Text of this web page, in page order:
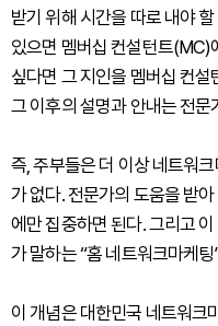
받기 위해 시간을 따로 내야
있으면 멤버십 컨설턴트(MC)
싶다면 그 지인을 멤버십 컨
그 이후의 설명과 안내는 전
즉, 주부들은 더 이상 네트워
가 없다. 전문가의 도움을 받
에만 집중하면 된다. 그리고
가 말하는 “홈 네트워크마케
이 개념은 대한민국 네트워크